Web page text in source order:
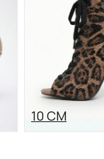
10 СМ